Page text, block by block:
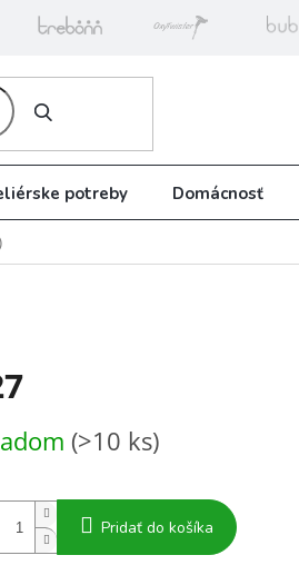
HĽADAŤ
potreby Domácnosť
(>10 ks)
Pridať do košíka